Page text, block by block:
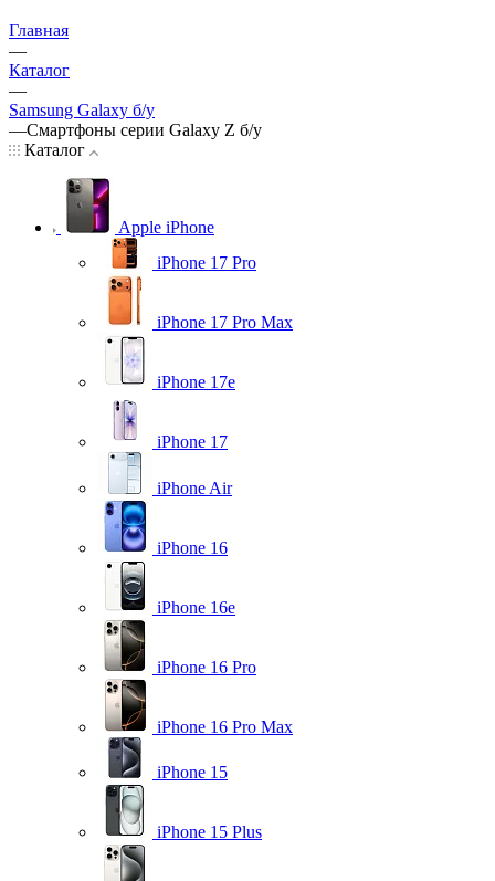
Главная
—
Каталог
—
Samsung Galaxy б/у
—Смартфоны серии Galaxy Z б/у
Каталог
Apple iPhone
iPhone 17 Pro
iPhone 17 Pro Max
iPhone 17e
iPhone 17
iPhone Air
iPhone 16
iPhone 16e
iPhone 16 Pro
iPhone 16 Pro Max
iPhone 15
iPhone 15 Plus